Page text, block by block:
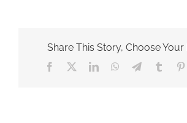
Share This Story, Choose
Facebook LinkedInWhatsApp
TelegramTumblr